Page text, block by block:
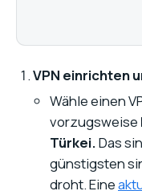
VPN einrichten
Wähle einen
vorzugsweise
Türkei.Das
günstigsten
droht. Eine